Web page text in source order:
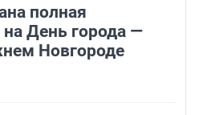
полная
День города —
Новгороде